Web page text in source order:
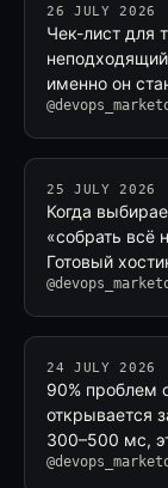
26 JULY 2026
Чек-лист для
именно он
25 JULY 2026
Когда
«собрать всё
Готовый
24 JULY 2026
90% проблем
открывается
300–500 мс,